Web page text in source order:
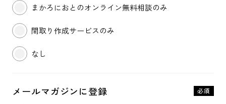
まかろにおとのオンライン無料相談のみ
間取り作成サービスのみ
なし
メールマガジンに登録 必須